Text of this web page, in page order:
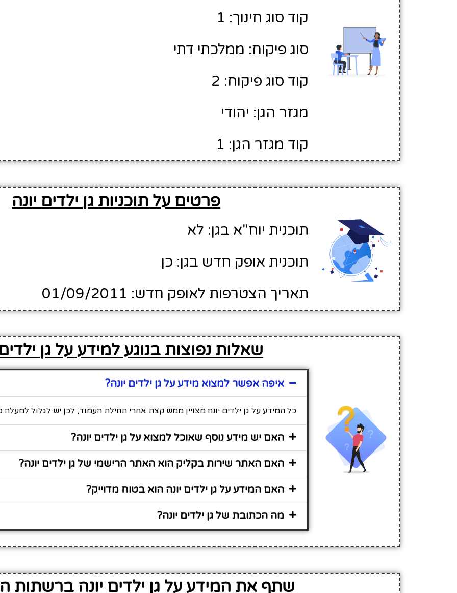
קוד סוג חינוך: 1
סוג פיקוח: ממלכתי דתי
קוד סוג פיקוח: 2
מגזר הגן: יהודי
קוד מגזר הגן: 1
פרטים על תוכניות גן ילדים יונה
תוכנית יוח"א בגן: לא
תוכנית אופק חדש בגן: כן
תאריך הצטרפות לאופק חדש: 01/09/2011
שאלות נפוצות בנוגע למידע על גן
איפה אפשר למצוא מידע על גן ילדים יונה?
כל המידע על גן ילדים יונה מצויין ממש קצת אחרי תחילת העמוד, לכן יש לגלול למעלה
האם יש מידע נוסף שאוכל למצוא על גן ילדים יונה?
האם האתר שירות בקליק הוא האתר הרישמי של גן ילדים יונה?
האם המידע על גן ילדים יונה הוא בטוח מדוייק?
מה הכתובת של גן ילדים יונה?
שתף את המידע על גן ילדים יונה ברשתות